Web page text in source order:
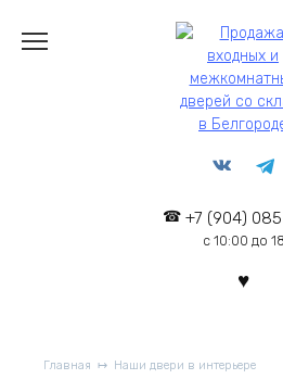
содержанию
+7 (904) 085
с 10:00 до
Главная Наши двери в интерьере